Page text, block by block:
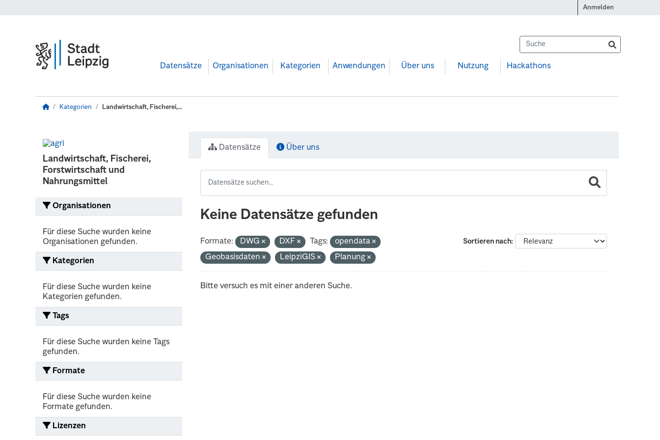
Anmelden
Datensätze Organisationen Kategorien Anwendungen Über uns Nutzung Hackathons
Kategorien Landwirtschaft, Fischerei,...
Landwirtschaft, Fischerei,
Forstwirtschaft und
Nahrungsmittel
Organisationen
Für diese Suche wurden keine
Organisationen gefunden.
Kategorien
Für diese Suche wurden keine
Kategorien gefunden.
Tags
Für diese Suche wurden keine Tags
gefunden.
Formate
Für diese Suche wurden keine
Formate gefunden.
Lizenzen
Datensätze Über uns
Keine Datensätze gefunden
Sortieren nach
Formate: DWG DXF Tags:
opendata
Geobasisdaten
LeipziGIS Planung
Bitte versuch es mit einer anderen Suche.